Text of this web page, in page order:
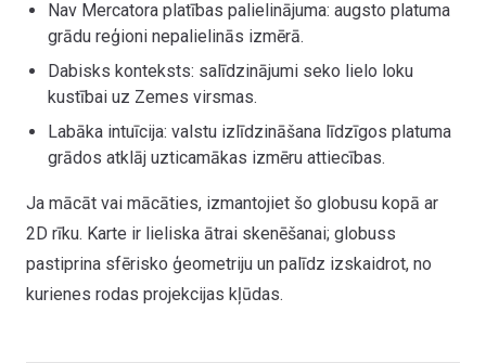
Nav Mercatora platības palielinājuma: augsto platuma
grādu reģioni nepalielinās izmērā.
Dabisks konteksts: salīdzinājumi seko lielo loku
kustībai uz Zemes virsmas.
Labāka intuīcija: valstu izlīdzināšana līdzīgos platuma
grādos atklāj uzticamākas izmēru attiecības.
Ja mācāt vai mācāties, izmantojiet šo globusu kopā ar
2D rīku. Karte ir lieliska ātrai skenēšanai; globuss
pastiprina sfērisko ģeometriju un palīdz izskaidrot, no
kurienes rodas projekcijas kļūdas.